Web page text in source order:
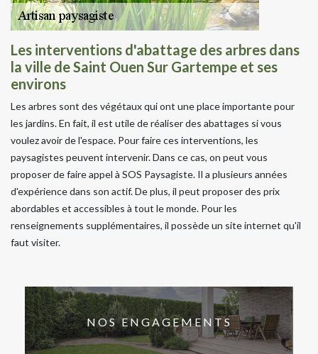
Les interventions d'abattage des arbres dans
la ville de Saint Ouen Sur Gartempe et ses
environs
Les arbres sont des végétaux qui ont une place importante pour
les jardins. En fait, il est utile de réaliser des abattages si vous
voulez avoir de l'espace. Pour faire ces interventions, les
paysagistes peuvent intervenir. Dans ce cas, on peut vous
proposer de faire appel à SOS Paysagiste. Il a plusieurs années
d'expérience dans son actif. De plus, il peut proposer des prix
abordables et accessibles à tout le monde. Pour les
renseignements supplémentaires, il possède un site internet qu'il
faut visiter.
NOS ENGAGEMENTS